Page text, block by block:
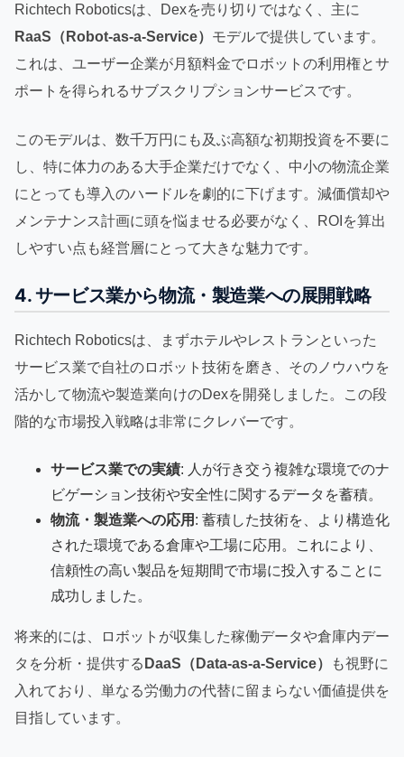
Richtech Roboticsは、Dexを売り切りではなく、主に
RaaS（Robot-as-a-Service） モデルで提供しています。
これは、ユーザー企業が月額料金でロボットの利用権とサ
ポートを得られるサブスクリプションサービスです。
このモデルは、数千万円にも及ぶ高額な初期投資を不要に
し、特に体力のある大手企業だけでなく、中小の物流企業
にとっても導入のハードルを劇的に下げます。減価償却や
メンテナンス計画に頭を悩ませる必要がなく、ROIを算出
しやすい点も経営層にとって大きな魅力です。
4. サービス業から物流・製造業への展開戦略
Richtech Roboticsは、まずホテルやレストランといった
サービス業で自社のロボット技術を磨き、そのノウハウを
活かして物流や製造業向けのDexを開発しました。この段
階的な市場投入戦略は非常にクレバーです。
サービス業での実績: 人が行き交う複雑な環境でのナ
ビゲーション技術や安全性に関するデータを蓄積。
物流・製造業への応用 : 蓄積した技術を、より構造化
された環境である倉庫や工場に応用。これにより、
信頼性の高い製品を短期間で市場に投入することに
成功しました。
将来的には、ロボットが収集した稼働データや倉庫内デー
タを分析・提供する DaaS（Data-as-a-Service）
も視野に
入れており、単なる労働力の代替に留まらない価値提供を
目指しています。